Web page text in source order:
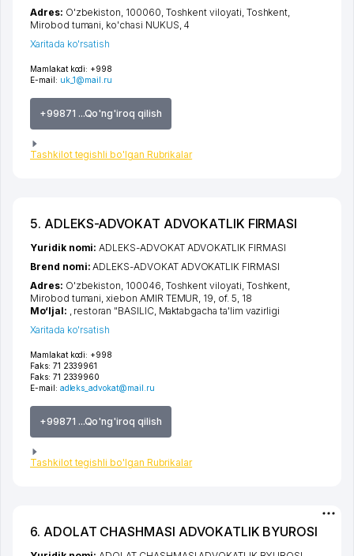
Mamlakat kodi: +998
E-mail: uk_1@mail.ru
+99871 ...Qo'ng'iroq qilish
Tashkilot tegishli bo'lgan Rubrikalar
Adres: O'zbekiston, 100060, Toshkent viloyati Toshkent
Mirobod tumani ko'chasi NUKUS , 4
Xaritada ko'rsatish
5. ADLEKS-ADVOKAT ADVOKATLIK FIRMASI
Mamlakat kodi: +998
Faks: 71 2339961
Faks: 71 2339960
E-mail: adleks_advokat@mail.ru
+99871 ...Qo'ng'iroq qilish
Tashkilot tegishli bo'lgan Rubrikalar
Yuridik nomi:ADLEKS-ADVOKAT ADVOKATLIK FIRMASI
Brend nomi:ADLEKS-ADVOKAT ADVOKATLIK FIRMASI
Adres: O'zbekiston, 100046, Toshkent viloyati Toshkent
Mirobod tumani ,xiеbon AMIR TEMUR , 19, of. 5, 18
Mo‘ljal:
, restoran "BASILIC, Maktabgacha ta'lim vazirligi
Xaritada ko'rsatish
6. ADOLAT CHASHMASI ADVOKATLIK BYUROSI